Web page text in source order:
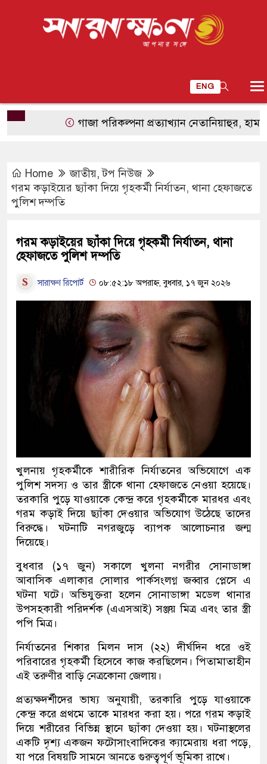
ENG
গাজা পরিকল্পনা প্রত্যাখ্যান নেতানিয়াহুর, হামাস
Home জাতীয়,টপ নিউজ
গরম কড়াইয়ের ছ্যাঁকা দিয়ে গৃহকর্মী নির্যাতন, থানা হেফাজতে
পুলিশ দম্পতি
গরম কড়াইয়ের ছ্যাঁকা দিয়ে গৃহকর্মী নির্যাতন, থানা
হেফাজতে পুলিশ দম্পতি
সারাক্ষণ রিপোর্ট ০৮:৫২:১৮ অপরাহ্ন, বুধবার, ১৭ জুন ২০২৬
খুলনায় গৃহকর্মীকে শারীরিক নির্যাতনের অভিযোগে এক
পুলিশ সদস্য ও তার স্ত্রীকে থানা হেফাজতে নেওয়া হয়েছে।
তরকারি পুড়ে যাওয়াকে কেন্দ্র করে গৃহকর্মীকে মারধর এবং
গরম কড়াই দিয়ে ছ্যাঁকা দেওয়ার অভিযোগ উঠেছে তাদের
বিরুদ্ধে। ঘটনাটি নগরজুড়ে ব্যাপক আলোচনার জন্ম
দিয়েছে।
বুধবার (১৭ জুন) সকালে খুলনা নগরীর সোনাডাঙ্গা
আবাসিক এলাকার সোলার পার্কসংলগ্ন জব্বার প্লেসে এ
ঘটনা ঘটে। অভিযুক্তরা হলেন সোনাডাঙ্গা মডেল থানার
উপসহকারী পরিদর্শক (এএসআই) সঞ্জয় মিত্র এবং তার স্ত্রী
পপি মিত্র।
নির্যাতনের শিকার মিলন দাস (২২) দীর্ঘদিন ধরে ওই
পরিবারের গৃহকর্মী হিসেবে কাজ করছিলেন। পিতামাতাহীন
এই তরুণীর বাড়ি নেত্রকোনা জেলায়।
প্রত্যক্ষদর্শীদের ভাষ্য অনুযায়ী, তরকারি পুড়ে যাওয়াকে
কেন্দ্র করে প্রথমে তাকে মারধর করা হয়। পরে গরম কড়াই
দিয়ে শরীরের বিভিন্ন স্থানে ছ্যাঁকা দেওয়া হয়। ঘটনাস্থলের
একটি দৃশ্য একজন ফটোসাংবাদিকের ক্যামেরায় ধরা পড়ে,
যা পরে বিষয়টি সামনে আনতে গুরুত্বপূর্ণ ভূমিকা রাখে।